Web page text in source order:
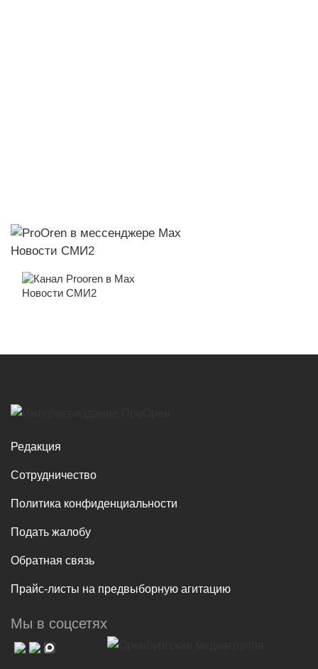
Новости СМИ2
Новости СМИ2
Редакция
Сотрудничество
Политика конфиденциальности
Подать жалобу
Обратная связь
Прайс-листы на предвыборную агитацию
Мы в соцсетях